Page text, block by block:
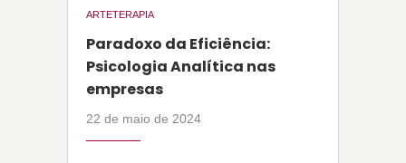
ARTETERAPIA
Paradoxo da Eficiência:
Psicologia Analítica nas
empresas
22 de maio de 2024